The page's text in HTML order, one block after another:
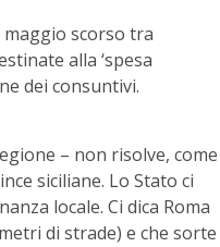
scorso tra
alla ‘spesa
dei consuntivi.
– non risolve, come
siciliane. Lo Stato ci
locale. Ci dica Roma
di strade) e che sorte